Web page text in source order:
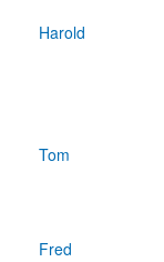
Harold
Tom
Fred